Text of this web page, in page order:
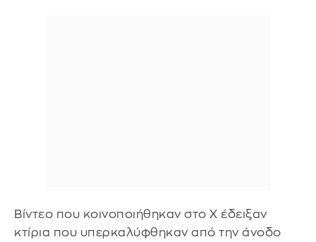
Βίντεο που κοινοποιήθηκαν στο X έδειξαν
κτίρια που υπερκαλύφθηκαν από την άνοδο